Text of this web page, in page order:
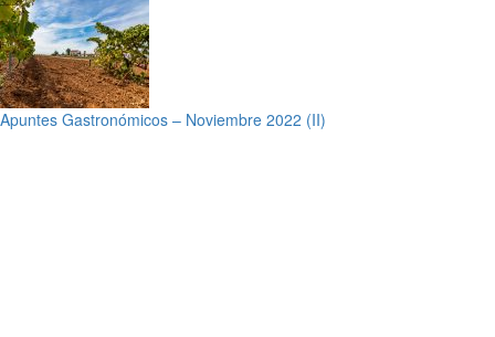
Apuntes Gastronómicos – Noviembre 2022 (II)